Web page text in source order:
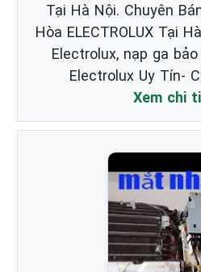
Tại Hà Nội. Chuyên
Hòa ELECTROLUX Tại
Electrolux, nạp ga
Electrolux Uy Tín-
Xem chi